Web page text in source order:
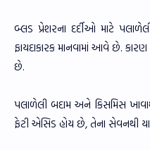
બ્લડ પ્રેશરના દર્દીઓ માટે
ફાયદાકારક માનવામાં આવે છે.
છે.
પલાળેલી બદામ અને કિસમિસ
ફેટી એસિડ હોય છે, તેના સેવનથી